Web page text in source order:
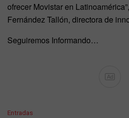
ofrecer Movistar en
Fernández Tallón, directora de
Seguiremos Informando…
Ad
C
Entradas